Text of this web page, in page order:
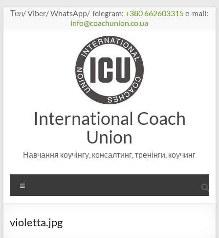
Перейти
Тел/ Viber/ WhatsApp/ Telegram:+380 662603315e-mail:
info@coachunion.co.ua
International Coach
Union
Навчання коучінгу, консалтинг, тренінги, коучинг
violetta.jpg